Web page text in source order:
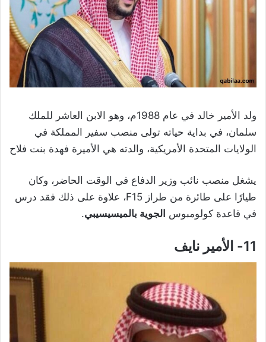
ولد الأمير خالد في عام 1988م، وهو الابن العاشر للملك
سلمان، في بداية حياته تولى منصب سفير المملكة في
الولايات المتحدة الأمريكية، والدته هي الأميرة فهدة بنت فلاح
يشغل منصب نائب وزير الدفاع في الوقت الحاضر، وكان
طيارًا على طائرة من طراز F15، علاوة على ذلك فقد درس
في قاعدة كولومبوس الجوية بالميسيسيبي.
11- الأمير نايف